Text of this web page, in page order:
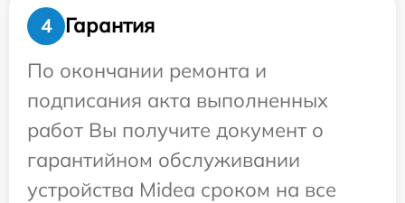
4
Гарантия
По окончании ремонта и
подписания акта выполненных
работ Вы получите документ о
гарантийном обслуживании
устройства Midea сроком на все